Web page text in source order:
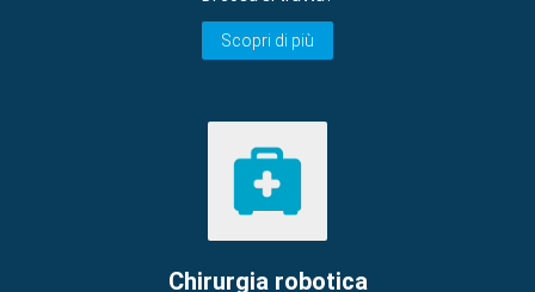
Scopri di più
Chirurgia robotica